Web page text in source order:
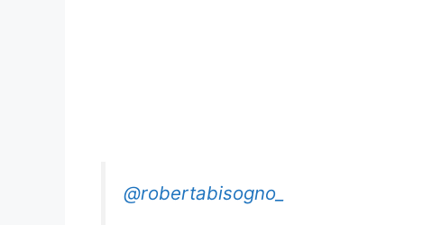
@robertabisogno_